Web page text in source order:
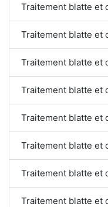
Traitement blatte et
Traitement blatte et
Traitement blatte et
Traitement blatte et
Traitement blatte et
Traitement blatte et
Traitement blatte et
Traitement blatte et